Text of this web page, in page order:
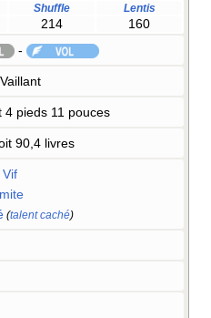
Shuffle Lentis
214
160
-
Vaillant
4 pieds 11 pouces
90,4 livres
Vif
(talent caché)